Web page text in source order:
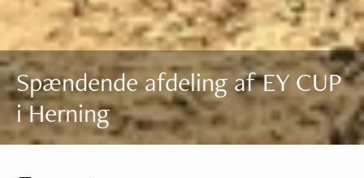
Spændende afdeling af EY CUP
i Herning